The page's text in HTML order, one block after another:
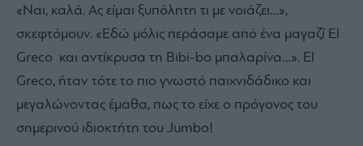
«Ναι, καλά. Ας είμαι ξυπόλητη τι με νοιάζει…»,
σκεφτόμουν. «Εδώ μόλις περάσαμε από ένα μαγαζί El
Greco και αντίκρυσα τη Bibi-bo μπαλαρίνα…». El
Greco, ήταν τότε το πιο γνωστό παιχνιδάδικο και
μεγαλώνοντας έμαθα, πως το είχε ο πρόγονος του
σημερινού ιδιοκτήτη του Jumbo!